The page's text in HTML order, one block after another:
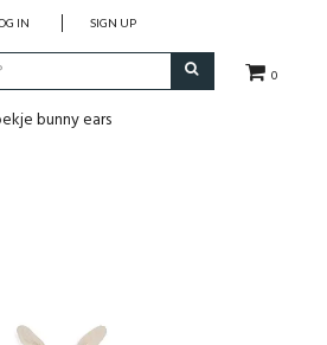
0
IN SIGN UP
bunny ears